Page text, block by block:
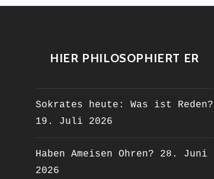
HIER PHILOSOPHIERT ER
Sokrates heute: Was ist Reden?
19. Juli 2026
Haben Ameisen Ohren?
28. Juni
2026